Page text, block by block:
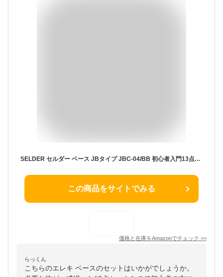
SELDER セルダー ベース JBタイプ JBC-04/BB 初心者入門13点セット
この商品をサイトでみる
価格と在庫をAmazonでチェック >>
らっくん
こちらのエレキ ベースのセットはいかがでしょうか。